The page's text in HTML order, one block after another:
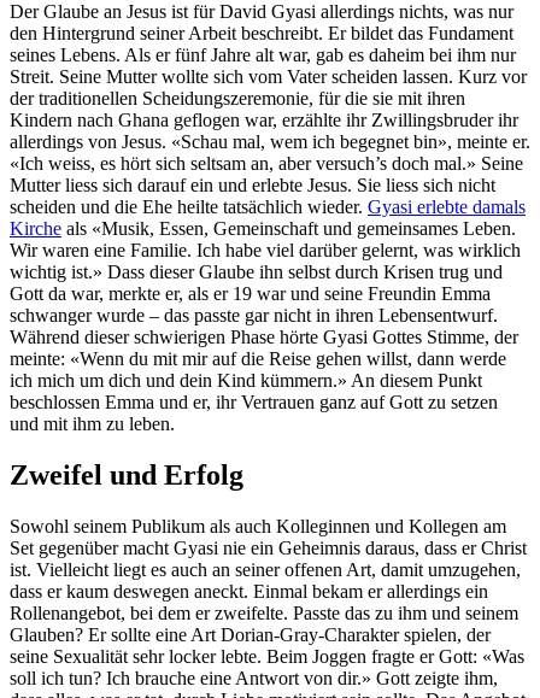
Der Glaube an Jesus ist für David Gyasi allerdings nichts, was nur
den Hintergrund seiner Arbeit beschreibt. Er bildet das Fundament
seines Lebens. Als er fünf Jahre alt war, gab es daheim bei ihm nur
Streit. Seine Mutter wollte sich vom Vater scheiden lassen. Kurz vor
der traditionellen Scheidungszeremonie, für die sie mit ihren
Kindern nach Ghana geflogen war, erzählte ihr Zwillingsbruder ihr
allerdings von Jesus. «Schau mal, wem ich begegnet bin», meinte er.
«Ich weiss, es hört sich seltsam an, aber versuch’s doch mal.» Seine
Mutter liess sich darauf ein und erlebte Jesus. Sie liess sich nicht
scheiden und die Ehe heilte tatsächlich wieder. Gyasi erlebte damals
Kirche als «Musik, Essen, Gemeinschaft und gemeinsames Leben.
Wir waren eine Familie. Ich habe viel darüber gelernt, was wirklich
wichtig ist.» Dass dieser Glaube ihn selbst durch Krisen trug und
Gott da war, merkte er, als er 19 war und seine Freundin Emma
schwanger wurde – das passte gar nicht in ihren Lebensentwurf.
Während dieser schwierigen Phase hörte Gyasi Gottes Stimme, der
meinte: «Wenn du mit mir auf die Reise gehen willst, dann werde
ich mich um dich und dein Kind kümmern.» An diesem Punkt
beschlossen Emma und er, ihr Vertrauen ganz auf Gott zu setzen
und mit ihm zu leben.
Zweifel und Erfolg
Sowohl seinem Publikum als auch Kolleginnen und Kollegen am
Set gegenüber macht Gyasi nie ein Geheimnis daraus, dass er Christ
ist. Vielleicht liegt es auch an seiner offenen Art, damit umzugehen,
dass er kaum deswegen aneckt. Einmal bekam er allerdings ein
Rollenangebot, bei dem er zweifelte. Passte das zu ihm und seinem
Glauben? Er sollte eine Art Dorian-Gray-Charakter spielen, der
seine Sexualität sehr locker lebte. Beim Joggen fragte er Gott: «Was
soll ich tun? Ich brauche eine Antwort von dir.» Gott zeigte ihm,